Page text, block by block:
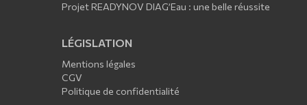
Projet READYNOV DIAG’Eau : une belle réussite
LÉGISLATION
Mentions légales
CGV
Politique de confidentialité